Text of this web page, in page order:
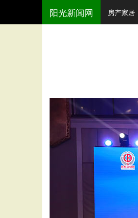
阳光新闻网 房产家居